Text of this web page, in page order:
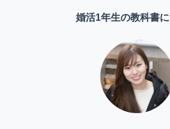
婚活1年生の教科書